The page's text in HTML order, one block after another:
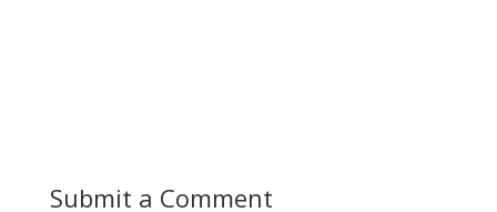
Submit a Comment